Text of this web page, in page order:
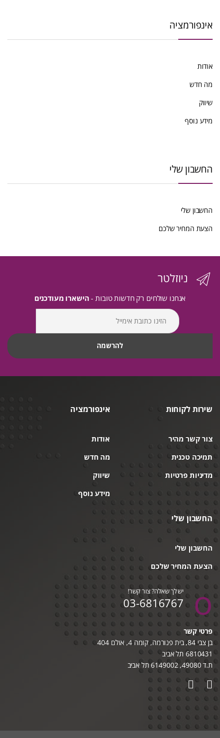
אינפורמציה
אודות
מה חדש
שיווק
מידע נוסף
החשבון שלי
החשבון שלי
הצעת המחיר שלכם
ניוזלטר
אנחנו שולחים רק חדשות טובות - הישארו מעודכנים
שירות לקוחות
צור קשר מהיר
תמיכה טכנית
מדיניות פרטיות
אינפורמציה
אודות
מה חדש
שיווק
מידע נוסף
החשבון שלי
החשבון שלי
הצעת המחיר שלכם
יש לך שאלה? צור קשר!
03-6816767
פרטי קשר
בן צבי 84, בית פנורמה, קומה 4, אולם 404
6810431 תל אביב
ת.ד 49080, 6149002 תל אביב